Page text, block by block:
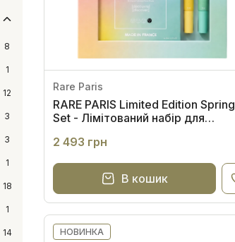
8
1
12
3
3
1
18
1
14
Rare Paris
RARE PARIS Limited Edition Spring
Set - Лімітований набір для
2 493 грн
В кошик
НОВИНКА